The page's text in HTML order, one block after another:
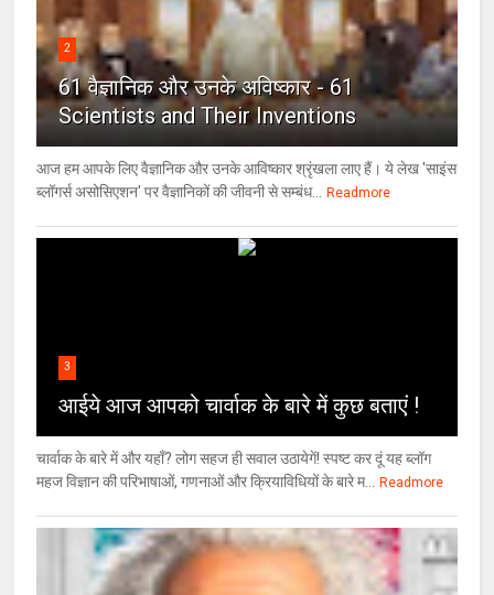
2
61 वैज्ञानिक और उनके अविष्कार - 61
Scientists and Their Inventions
आज हम आपके लिए वैज्ञानिक और उनके आविष्कार श्रृंखला लाए हैं। ये लेख 'साइंस
ब्लॉगर्स असोसिएशन' पर वैज्ञा‍निकों की जीवनी से सम्बंध... Readmore
3
आईये आज आपको चार्वाक के बारे में कुछ बताएं !
चार्वाक के बारे में और यहाँ? लोग सहज ही सवाल उठायेगें! स्पष्ट कर दूं यह ब्लॉग
महज विज्ञान की परिभाषाओं, गणनाओं और क्रियाविधियों के बारे म... Readmore